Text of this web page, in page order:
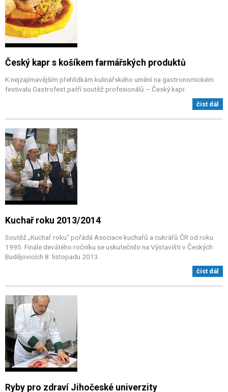
Český kapr s košíkem farmářských produktů
K nejzajímavějším přehlídkám kulinářského umění na gastronomickém
festivalu Gastrofest patří soutěž profesionálů – Český kapr.
číst dál
Kuchař roku 2013/2014
Soutěž „Kuchař roku“ pořádá Asociace kuchařů a cukrářů ČR od roku
1995. Finále devátého ročníku se uskutečnilo na Výstavišti v Českých
Budějovicích 8. listopadu 2013.
číst dál
Ryby pro zdraví Jihočeské univerzity